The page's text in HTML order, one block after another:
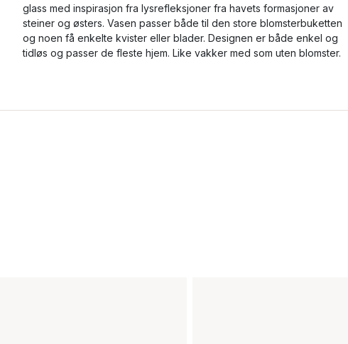
glass med inspirasjon fra lysrefleksjoner fra havets formasjoner av
steiner og østers. Vasen passer både til den store blomsterbuketten
og noen få enkelte kvister eller blader. Designen er både enkel og
tidløs og passer de fleste hjem. Like vakker med som uten blomster.